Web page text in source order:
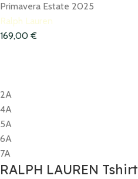
Primavera Estate 2025
Ralph Lauren
169,00 €
2A
4A
5A
6A
7A
RALPH LAUREN Tshirt